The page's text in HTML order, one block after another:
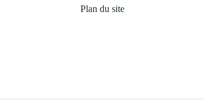
Plan du site